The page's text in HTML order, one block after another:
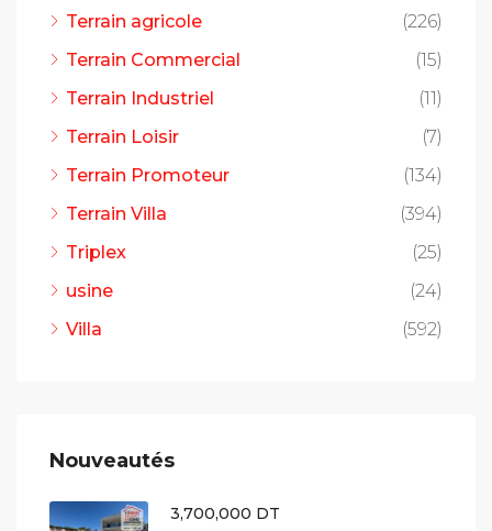
Terrain agricole
(226)
Terrain Commercial
(15)
Terrain Industriel
(11)
Terrain Loisir
(7)
Terrain Promoteur
(134)
Terrain Villa
(394)
Triplex
(25)
usine
(24)
Villa
(592)
Nouveautés
3,700,000 DT